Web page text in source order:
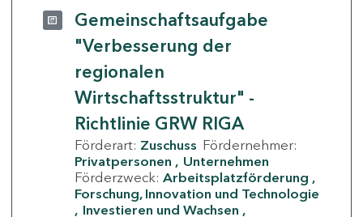
Gemeinschaftsaufgabe
"Verbesserung der
regionalen
Wirtschaftsstruktur" -
Richtlinie GRW RIGA
Förderart: Zuschuss Fördernehmer:
Privatpersonen
Unternehmen
Förderzweck: Arbeitsplatzförderung
Forschung, Innovation und Technologie
Investieren und Wachsen